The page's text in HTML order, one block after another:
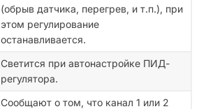
(обрыв датчика, перегрев, и т.п.), при
этом регулирование
останавливается.
Светится при автонастройке ПИД-
регулятора.
Сообщают о том, что канал 1 или 2